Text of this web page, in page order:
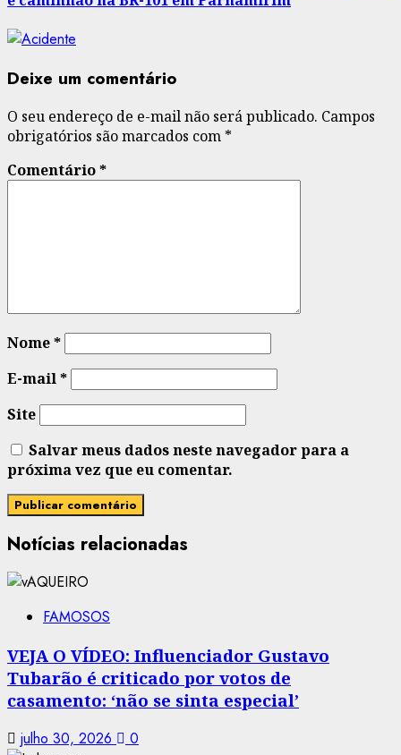
Deixe um comentário
O seu endereço de e-mail não será publicado. Campos
obrigatórios são marcados com *
Comentário*
Nome*
E-mail*
Site
Salvar meus dados neste navegador para a
próxima vez que eu comentar.
Notícias relacionadas
FAMOSOS
VEJA O VÍDEO: Influenciador Gustavo
Tubarão é criticado por votos de
casamento: ‘não se sinta especial’
julho 30, 2026 0